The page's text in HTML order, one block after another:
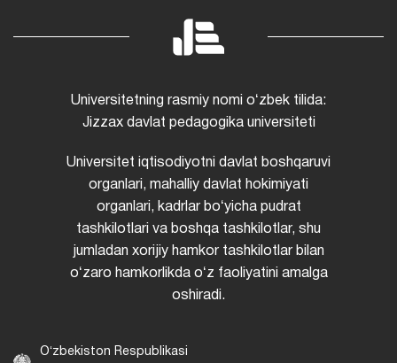
Universitetning rasmiy nomi oʻzbek tilida:
Jizzax davlat pedagogika universiteti
Universitet iqtisodiyotni davlat boshqaruvi
organlari, mahalliy davlat hokimiyati
organlari, kadrlar boʻyicha pudrat
tashkilotlari va boshqa tashkilotlar, shu
jumladan xorijiy hamkor tashkilotlar bilan
oʻzaro hamkorlikda oʻz faoliyatini amalga
oshiradi.
Oʻzbekiston Respublikasi